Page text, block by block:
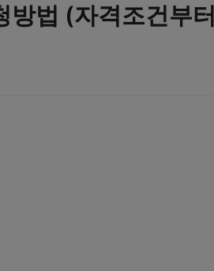
법 (자격조건부터